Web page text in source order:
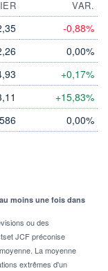
VAR.
-0,88%
0,00%
+0,17%
+15,83%
0,00%
moins une fois dans
ou des
JCF préconise
La moyenne
extrêmes d'un